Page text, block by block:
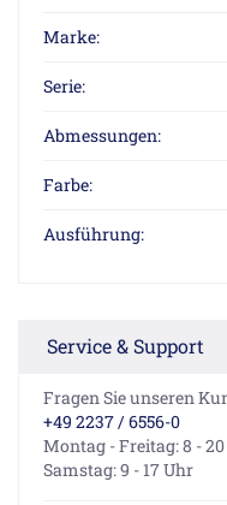
Marke:
Serie:
Abmessungen:
Farbe:
Ausführung:
Service & Support
Fragen Sie unseren
+49 2237 / 6556-0
Montag - Freitag: 8 -
Samstag: 9 - 17 Uhr